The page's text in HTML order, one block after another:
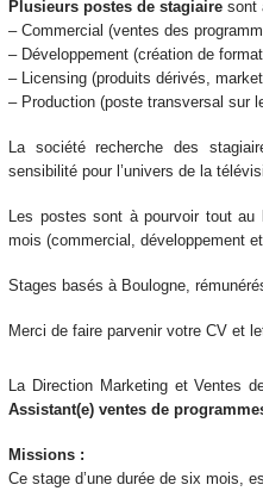
Plusieurs postes de stagiaire sont
– Commercial (ventes des
– Développement (création de
– Licensing (produits dérivés,
– Production (poste transversal sur
La société recherche des
sensibilité pour l’univers de la
Les postes sont à pourvoir tout au
mois (commercial, développement
Stages basés à Boulogne,
Merci de faire parvenir votre CV et
La Direction Marketing et Ventes
Assistant(e) ventes de
Missions :
Ce stage d’une durée de six mois,